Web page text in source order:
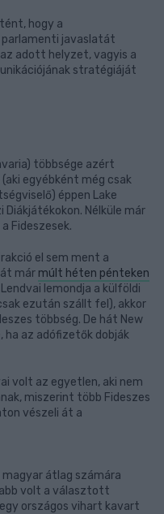
hogy a
javaslatát
az adott helyzet, vagyis a
stratégiáját
többsége azért
egyébként még csak
éppen Lake
Nélküle már
Fideszesek.
el sem ment a
már múlt héten pénteken
lemondja a külföldi
ezután szállt fel), akkor
többség. De hát New
ha az adófizetők dobják
volt az egyetlen, aki nem
miszerint több Fideszes
vészeli át a
magyar átlag számára
volt a választott
országos vihart kavart